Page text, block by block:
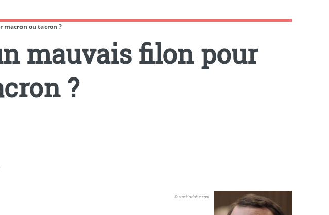
macron ou tacron ?
mauvais filon pour
?
© stock.adobe.com